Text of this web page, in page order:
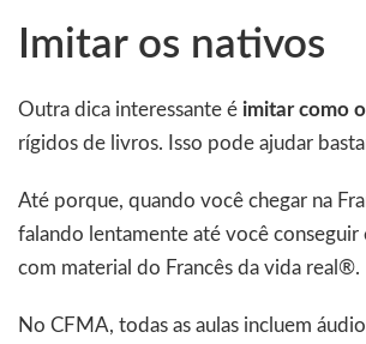
Imitar os nativos
Outra dica interessante é imitar como
rígidos de livros. Isso pode ajudar
Até porque, quando você chegar na
falando lentamente até você
com material do Francês da vida real®.
No CFMA, todas as aulas incluem